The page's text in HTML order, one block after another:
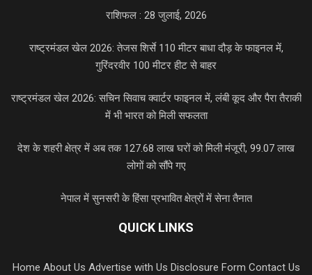
राशिफल : 28 जुलाई, 2026
राष्ट्रमंडल खेल 2026: तेजस शिर्से 110 मीटर बाधा दौड़ के फाइनल में,
गुरिंदरवीर 100 मीटर हीट से बाहर
राष्ट्रमंडल खेल 2026: सचिन सिवाच क्वार्टर फाइनल में, लंबी कूद और पैरा तैराकी
में भी भारत को मिली सफलता
देश के शहरी क्षेत्र में अब तक 127.68 लाख घरों को मिली मंजूरी, 99.07 लाख
लोगों को सौंपे गए
नेपाल में सुनसरी के हिंसा प्रभावित क्षेत्रों में सेना तैनात
QUICK LINKS
Home About Us Advertise with Us Disclosure Form Contact Us